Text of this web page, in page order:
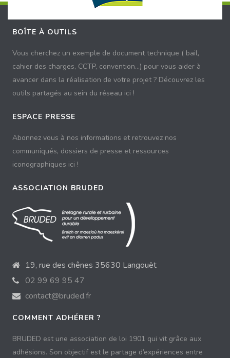
BOÎTE À OUTILS
Vous cherchez un exemple de document technique ( bail,
cahier des charges, CCTP, convention...) pour vous aider à
avancer dans la réalisation de votre projet ? Découvrez les
outils partagés au sein du réseau ici !
ESPACE PRESSE
Abonnez vous à nos informations et retrouvez nos
communiqués, dossiers de presse et ressources
iconographiques ici !
ASSOCIATION BRUDED
19, rue des chênes 35630 Langouët
02 99 69 95 47
contact@bruded.fr
COMMENT ADHÉRER ?
BRUDED est une association de loi 1901 qui vit grâce aux
adhésions. Son objectif est le partage d’expériences entre